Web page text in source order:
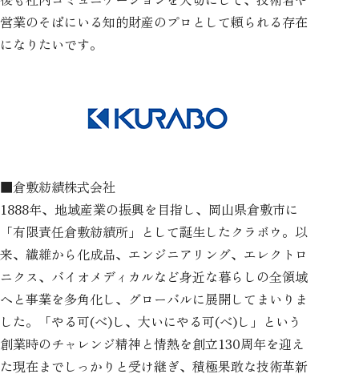
営業のそばにいる知的財産のプロとして頼られる存在
になりたいです。
■倉敷紡績株式会社
1888年、地域産業の振興を目指し、岡山県倉敷市に
「有限責任倉敷紡績所」として誕生したクラボウ。以
来、繊維から化成品、エンジニアリング、エレクトロ
ニクス、バイオメディカルなど身近な暮らしの全領域
へと事業を多角化し、グローバルに展開してまいりま
した。「やる可(べ)し、大いにやる可(べ)し」という
創業時のチャレンジ精神と情熱を創立130周年を迎え
た現在までしっかりと受け継ぎ、積極果敢な技術革新